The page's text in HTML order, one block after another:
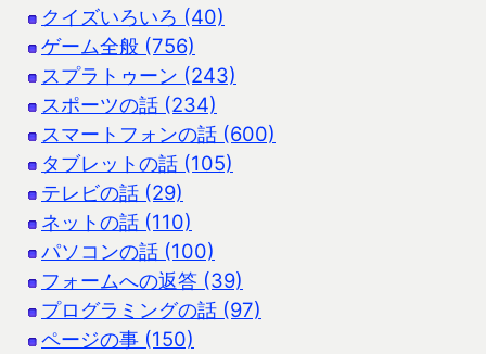
クイズいろいろ (40)
ゲーム全般 (756)
スプラトゥーン (243)
スポーツの話 (234)
スマートフォンの話 (600)
タブレットの話 (105)
テレビの話 (29)
ネットの話 (110)
パソコンの話 (100)
フォームへの返答 (39)
プログラミングの話 (97)
ページの事 (150)